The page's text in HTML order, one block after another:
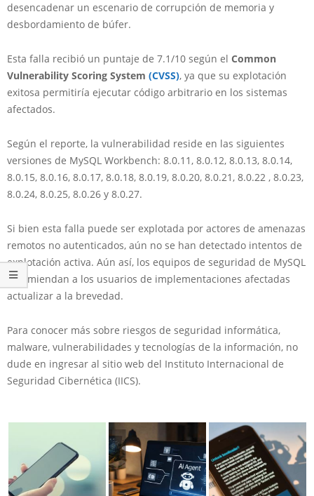
desencadenar un escenario de corrupción de memoria y
desbordamiento de búfer.
Esta falla recibió un puntaje de 7.1/10 según el Common
Vulnerability Scoring System (CVSS), ya que su explotación
exitosa permitiría ejecutar código arbitrario en los sistemas
afectados.
Según el reporte, la vulnerabilidad reside en las siguientes
versiones de MySQL Workbench: 8.0.11, 8.0.12, 8.0.13, 8.0.14,
8.0.15, 8.0.16, 8.0.17, 8.0.18, 8.0.19, 8.0.20, 8.0.21, 8.0.22 , 8.0.23,
8.0.24, 8.0.25, 8.0.26 y 8.0.27.
Si bien esta falla puede ser explotada por actores de amenazas
remotos no autenticados, aún no se han detectado intentos de
explotación activa. Aún así, los equipos de seguridad de MySQL
recomiendan a los usuarios de implementaciones afectadas
actualizar a la brevedad.
Para conocer más sobre riesgos de seguridad informática,
malware, vulnerabilidades y tecnologías de la información, no
dude en ingresar al sitio web del Instituto Internacional de
Seguridad Cibernética (IICS).